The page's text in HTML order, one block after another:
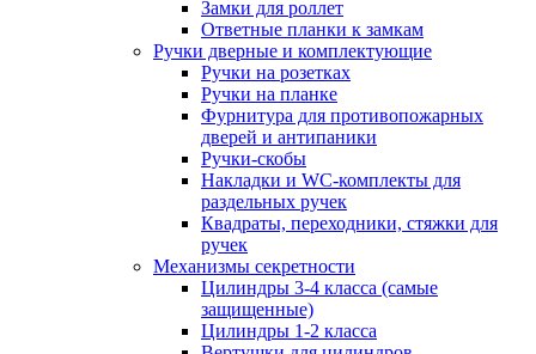
Замки для роллет
Ответные планки к замкам
Ручки дверные и комплектующие
Ручки на розетках
Ручки на планке
Фурнитура для противопожарных
дверей и антипаники
Ручки-скобы
Накладки и WC-комплекты для
раздельных ручек
Квадраты, переходники, стяжки для
ручек
Механизмы секретности
Цилиндры 3-4 класса (самые
защищенные)
Цилиндры 1-2 класса